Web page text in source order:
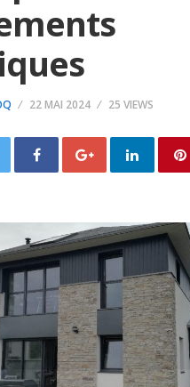
22 MAI 2024 25 VIEWS